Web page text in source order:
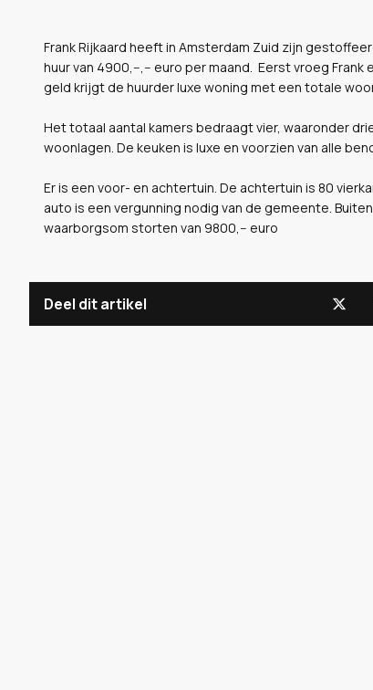
Frank Rijkaard heeft in Amsterdam Zuid zijn
huur van 4900,--,-- euro per maand. Eerst vroeg
geld krijgt de huurder luxe woning met een totale
Het totaal aantal kamers bedraagt vier, waaronder
woonlagen. De keuken is luxe en voorzien van alle
Er is een voor- en achtertuin. De achtertuin is 80
auto is een vergunning nodig van de gemeente.
waarborgsom storten van 9800,-- euro
Deel dit artikel